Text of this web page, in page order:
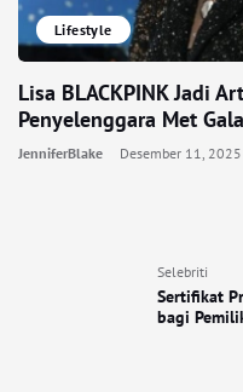
Selebriti
Sertifikat
bagi
Lifestyle
Lisa BLACKPINK Jadi
Penyelenggara Met
JenniferBlake Desember 11, 2025